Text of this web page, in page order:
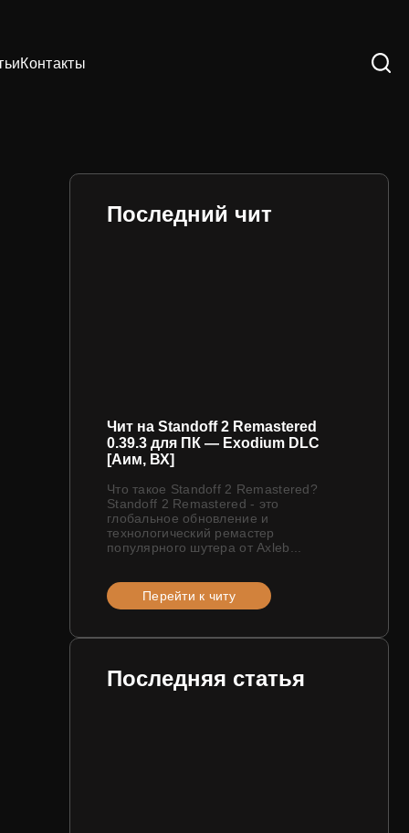
Контакты
Последний чит
Чит на Standoff 2 Remastered
0.39.3 для ПК — Exodium DLC
[Аим, ВХ]
Что такое Standoff 2 Remastered?
Standoff 2 Remastered - это
глобальное обновление и
технологический ремастер
популярного шутера от Axleb...
Перейти к читу
Последняя статья